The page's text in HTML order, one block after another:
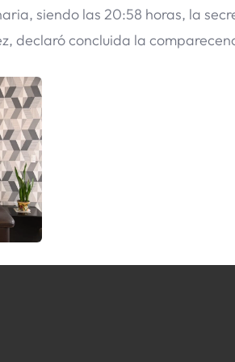
siendo las 20:58 horas, la
declaró concluida la